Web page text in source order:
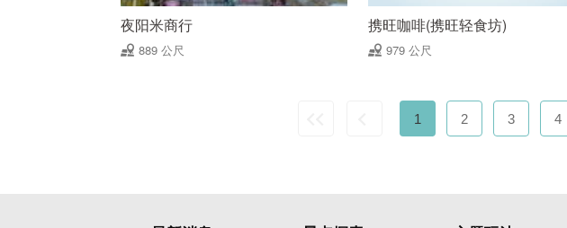
夜阳米商行
889 公尺
携旺咖啡(携旺轻食坊)
979 公尺
1 2 3 4